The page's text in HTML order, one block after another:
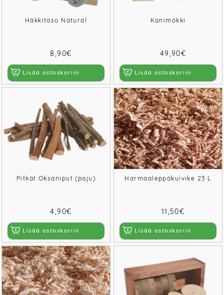
Häkkitaso Natural
8,90€
Lisää ostoskoriin
Kanimökki
49,90€
Lisää ostoskoriin
Pitkät Oksaniput (paju)
4,90€
Lisää ostoskoriin
Harmaaleppäkuivike 23 L
11,50€
Lisää ostoskoriin